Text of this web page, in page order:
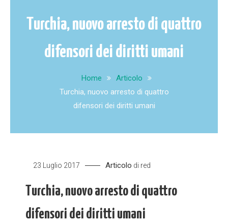
Turchia, nuovo arresto di quattro
difensori dei diritti umani
Home
Articolo
Turchia, nuovo arresto di quattro
difensori dei diritti umani
23 Luglio 2017 Articolo di red
Turchia, nuovo arresto di quattro
difensori dei diritti umani